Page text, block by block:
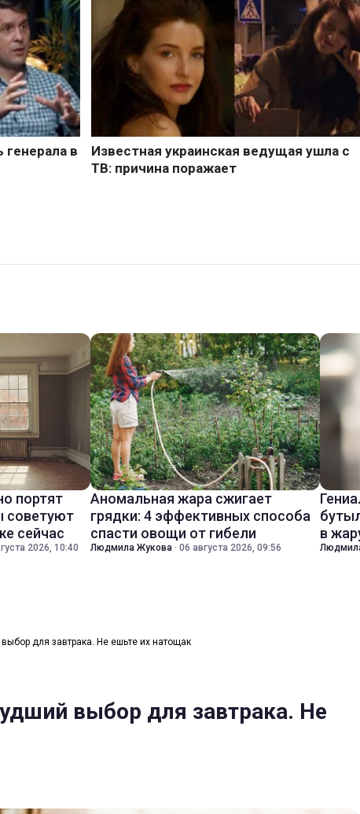
портят
советуют
сейчас
2026, 10:40
Аномальная жара сжигает
грядки: 4 эффективных способа
спасти овощи от гибели
Людмила Жукова · 06 августа 2026, 09:56
в
для завтрака. Не ешьте их натощак
выбор для завтрака. Не